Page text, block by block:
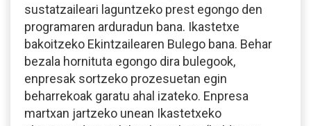
sustatzaileari laguntzeko prest egongo den
programaren arduradun bana. Ikastetxe
bakoitzeko Ekintzailearen Bulego bana. Behar
bezala hornituta egongo dira bulegook,
enpresak sortzeko prozesuetan egin
beharrekoak garatu ahal izateko. Enpresa
martxan jartzeko unean Ikastetxeko